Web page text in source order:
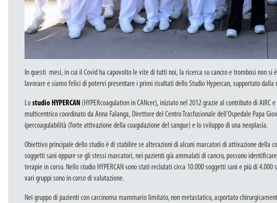
In questi mesi, in cui il Covid ha capovolto le vite di tutti noi, la ricerca su cancro e trombosi non
lavorare e siamo felici di potervi presentare i primi risultati dello Studio Hypercan, supportato dalla
Lostudio HYPERCAN (HYPERcoagulation in CANcer), iniziato nel 2012 grazie al contributo di
multicentrico coordinato da Anna Falanga, Direttore del Centro Trasfusionale dell’Ospedale Papa
ipercoagulabilità (forte attivazione della coagulazione del sangue) e lo sviluppo di una neoplasia.
Obiettivo principale dello studio è di stabilire se alterazioni di alcuni marcatori di attivazione della
soggetti sani oppure se gli stessi marcatori, nei pazienti già ammalati di cancro, possono
terapie in corso. Nello studio HYPERCAN sono stati reclutati circa 10.000 soggetti sani e più di
vari gruppi sono in corso di valutazione.
Nel gruppo di pazienti con carcinoma mammario limitato, non metastatico, asportato